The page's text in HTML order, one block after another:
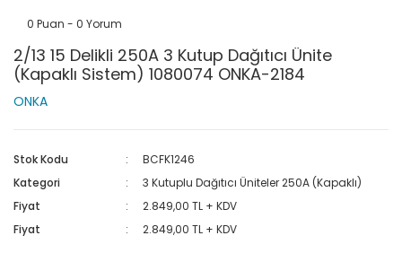
0 Puan - 0 Yorum
2/13 15 Delikli 250A 3 Kutup Dağıtıcı Ünite
(Kapaklı Sistem) 1080074 ONKA-2184
ONKA
Stok Kodu
BCFK1246
Kategori
3 Kutuplu Dağıtıcı Üniteler 250A (Kapaklı)
Fiyat
2.849,00 TL + KDV
Fiyat
2.849,00 TL + KDV